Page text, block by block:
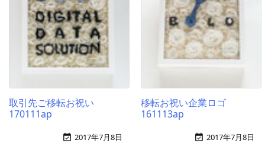
取引先ご移転お祝い
170111ap
 2017年7月8日
移転お祝い企業ロゴ
161113ap
 2017年7月8日